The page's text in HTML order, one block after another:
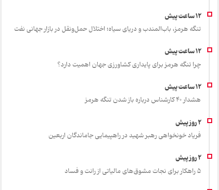
تنگه هرمز، باب‌المندب و دریای سیاه؛ اختلال حمل‌ونقل در بازار جهانی نفت
چرا تنگه هرمز برای پایداری کشاورزی جهان اهمیت دارد؟
هشدار 40 کارشناس درباره باز شدن تنگه هرمز
فریاد خونخواهی رهبر شهید در راهپیمایی جاماندگان اربعین
۵ راهکار برای نجات مشوق‌های مالیاتی از رانت و فساد